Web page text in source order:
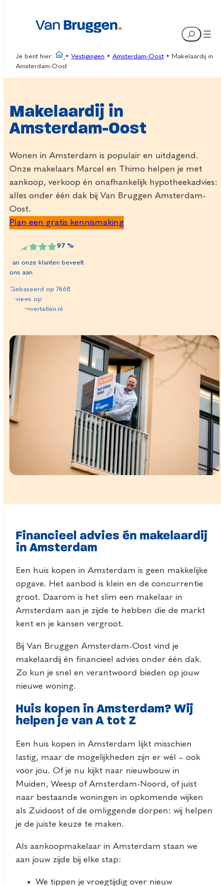
Search
Je bent hier: • Vestigingen • Amsterdam-Oost •
Makelaardij in
Amsterdam-Oost
Makelaardij in
Amsterdam-Oost
Wonen in Amsterdam is populair en uitdagend.
Onze makelaars Marcel en Thimo helpen je met
aankoop, verkoop én onafhankelijk hypotheekadvies:
alles onder één dak bij Van Bruggen Amsterdam-
Oost.
Plan een gratis kennismaking
97 %
van onze klanten beveelt
ons aan.
Gebaseerd op 7668
reviews op
klantenvertellen.nl
Financieel advies én makelaardij
in Amsterdam
Een huis kopen in Amsterdam is geen makkelijke
opgave. Het aanbod is klein en de concurrentie
groot. Daarom is het slim een makelaar in
Amsterdam aan je zijde te hebben die de markt
kent en je kansen vergroot.
Bij Van Bruggen Amsterdam-Oost vind je
makelaardij én financieel advies onder één dak.
Zo kun je snel en verantwoord bieden op jouw
nieuwe woning.
Huis kopen in Amsterdam? Wij
helpen je van A tot Z
Een huis kopen in Amsterdam lijkt misschien
lastig, maar de mogelijkheden zijn er wél – ook
voor jou. Of je nu kijkt naar nieuwbouw in
Muiden, Weesp of Amsterdam-Noord, of juist
naar bestaande woningen in opkomende wijken
als Zuidoost of de omliggende dorpen: wij helpen
je de juiste keuze te maken.
Als aankoopmakelaar in Amsterdam staan we
aan jouw zijde bij elke stap:
We tippen je vroegtijdig over nieuw